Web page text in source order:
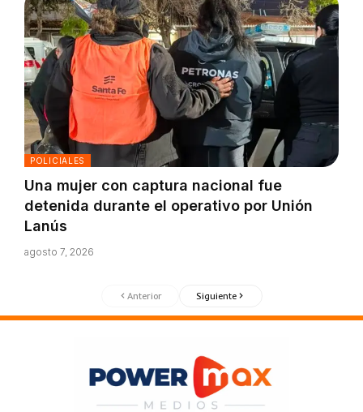
POLICIALES
Una mujer con captura nacional fue
detenida durante el operativo por Unión
Lanús
agosto 7, 2026
Anterior Siguiente